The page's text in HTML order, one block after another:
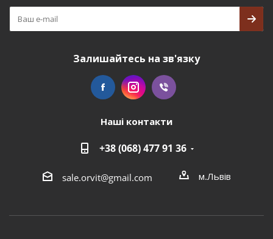
Залишайтесь на зв'язку
Наші контакти
+38 (068) 477 91 36
sale.orvit@gmail.com м.Львів